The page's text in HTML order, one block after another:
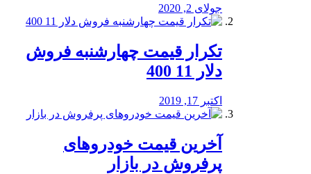
جولای 2, 2020
تکرار قیمت چهارشنبه فروش
دلار 11 400
اکتبر 17, 2019
آخرین قیمت خودرو‌های
پرفروش در بازار